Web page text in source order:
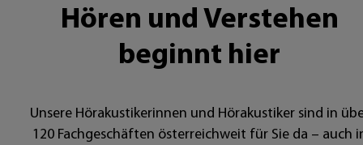
Hören und Verstehen
beginnt hier
Unsere Hörakustikerinnen und Hörakustiker sind in
120 Fachgeschäften österreichweit für Sie da – auch